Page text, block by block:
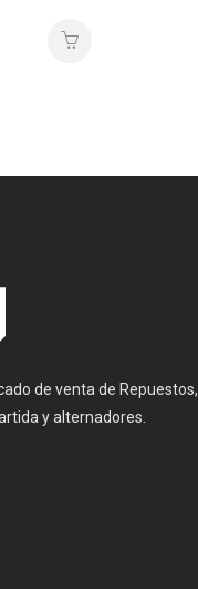
de venta de Repuestos,
y alternadores.